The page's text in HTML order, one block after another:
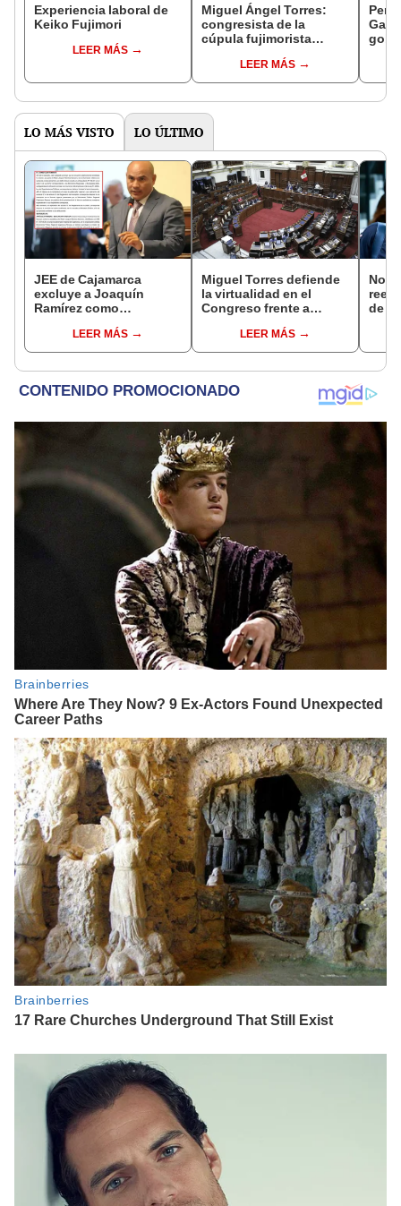
Experiencia laboral de
Keiko Fujimori
LEER MÁS
Miguel Ángel Torres:
congresista de la
cúpula fujimorista
del SenadoLEER MÁS
LO MÁS VISTO LO ÚLTIMO
JEE de Cajamarca
excluye a Joaquín
Ramírez como
regional por ocultar
sentencia
LEER MÁS
Miguel Torres defiende
la virtualidad en el
Congreso frente a
plantea la
presencialidad
LEER MÁS
de